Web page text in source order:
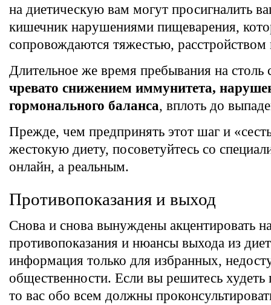
на диетическую вам могут просигналить
кишечник нарушениями пищеварения,
сопровождаются тяжестью,
Длительное же время пребывания на
чревато снижением иммунитета,
гормонального баланса, вплоть до
Прежде, чем предпринять этот шаг и
жестокую диету, посоветуйтесь со
онлайн, а реальным.
Противопоказания и выход
Снова и снова вынуждены акцентировать
противопоказания и нюансы выхода из
информация только для избранных,
общественности. Если вы решитесь худеть
то вас обо всем должны